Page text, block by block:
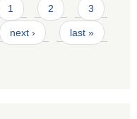
1 2 3
next › last »